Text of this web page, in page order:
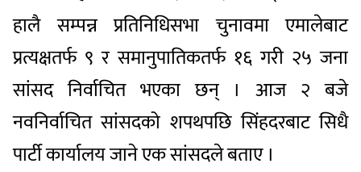
हालै सम्पन्न प्रतिनिधिसभा चुनावमा एमालेबाट
प्रत्यक्षतर्फ ९ र समानुपातिकतर्फ १६ गरी २५ जना
सांसद निर्वाचित भएका छन् । आज २ बजे
नवनिर्वाचित सांसदको शपथपछि सिंहदरबाट सिधै
पार्टी कार्यालय जाने एक सांसदले बताए ।